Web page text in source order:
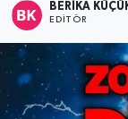
BERIKA
EDITÖR
ÇEVRE